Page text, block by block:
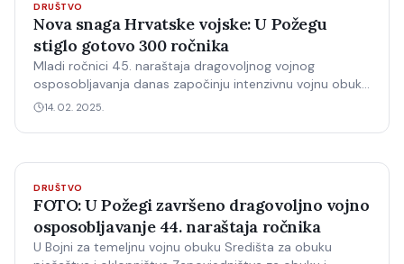
DRUŠTVO
Nova snaga Hrvatske vojske: U Požegu
stiglo gotovo 300 ročnika
Mladi ročnici 45. naraštaja dragovoljnog vojnog
osposobljavanja danas započinju intenzivnu vojnu obuku
gdje ih čekaju izazovi, disciplina i časna služba domovini.
djevojaka odlučilo je napraviti prvi korak prema mogućoj
14. 02. 2025.
DRUŠTVO
FOTO: U Požegi završeno dragovoljno vojno
osposobljavanje 44. naraštaja ročnika
U Bojni za temeljnu vojnu obuku Središta za obuku